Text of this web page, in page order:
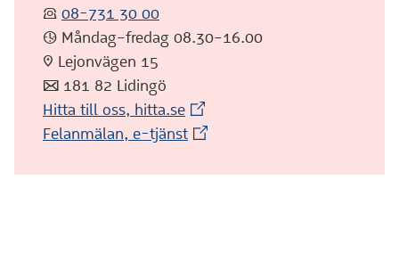
:telefon: 08-731 30 00
:klocka: Måndag–fredag 08.30–16.00
:pin: Lejonvägen 15
:post: 181 82 Lidingö
Hitta till oss, hitta.se(Extern webbplats)
Felanmälan, e-tjänst(Extern webbplats)